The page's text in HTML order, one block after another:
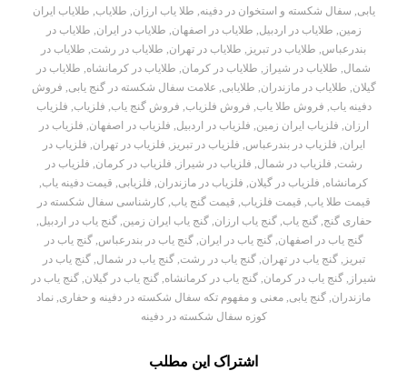
یابی, سفال شکسته و استخوان در دفینه, طلا یاب ارزان, طلایاب, طلایاب ایران
زمین, طلایاب در اردبیل, طلایاب در اصفهان, طلایاب در ایران, طلایاب در
بندرعباس, طلایاب در تبریز , طلایاب در تهران, طلایاب در رشت, طلایاب در
شمال, طلایاب در شیراز , طلایاب در کرمان, طلایاب در کرمانشاه, طلایاب در
گیلان, طلایاب در مازندران, طلایابی, علامت سفال شکسته در گنج یابی, فروش
دفینه یاب, فروش طلا یاب, فروش فلزیاب, فروش گنج یاب, فلزیاب, فلزیاب
ارزان, فلزیاب ایران زمین, فلزیاب در اردبیل, فلزیاب در اصفهان, فلزیاب در
ایران, فلزیاب در بندرعباس, فلزیاب در تبریز , فلزیاب در تهران, فلزیاب در
رشت, فلزیاب در شمال, فلزیاب در شیراز , فلزیاب در کرمان, فلزیاب در
کرمانشاه, فلزیاب در گیلان, فلزیاب در مازندران, فلزیابی, قیمت دفینه یاب,
قیمت طلا یاب, قیمت فلزیاب, قیمت گنج یاب, کارشناسی سفال شکسته در
حفاری گنج, گنج یاب, گنج یاب ارزان, گنج یاب ایران زمین, گنج یاب در اردبیل,
گنج یاب در اصفهان, گنج یاب در ایران, گنج یاب در بندرعباس, گنج یاب در
تبریز , گنج یاب در تهران, گنج یاب در رشت, گنج یاب در شمال, گنج یاب در
شیراز , گنج یاب در کرمان, گنج یاب در کرمانشاه, گنج یاب در گیلان, گنج یاب در
مازندران, گنج یابی, معنی و مفهوم تکه سفال شکسته در دفینه و حفاری, نماد
کوزه سفال شکسته در دفینه
اشتراک این مطلب